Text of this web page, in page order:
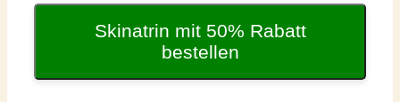
Skinatrin mit 50% Rabatt
bestellen